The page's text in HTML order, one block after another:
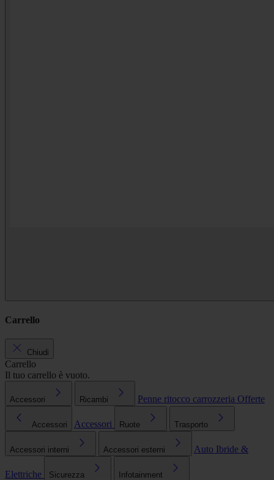
Carrello
Chiudi
Carrello
Il tuo carrello è vuoto.
Accessori Ricambi Penne ritocco carrozzeria Offerte
Accessori Accessori Ruote Trasporto
Accessori interni Accessori esterni Auto Ibride &
Elettriche Sicurezza Infotainment